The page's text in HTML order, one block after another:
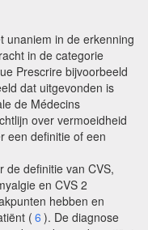
unaniem in de erkenning
in de categorie
Prescrire bijvoorbeeld
dat uitgevonden is
de Médecins
over vermoeidheid
een definitie of een
de definitie van CVS,
en CVS 2
hebben en
( 6 ). De diagnose